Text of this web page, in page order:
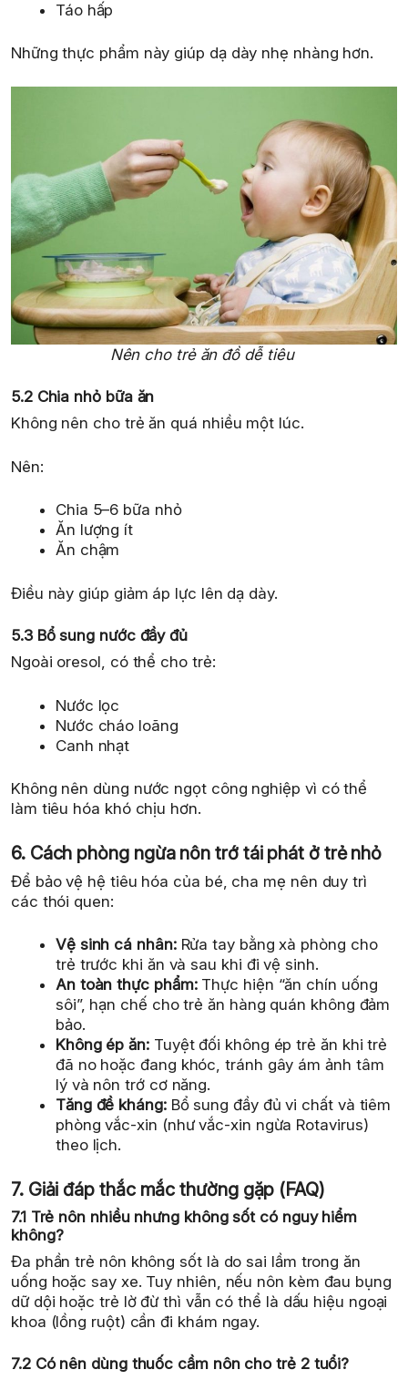
Táo hấp
Những thực phẩm này giúp dạ dày nhẹ nhàng hơn.
Nên cho trẻ ăn đồ dễ tiêu
5.2 Chia nhỏ bữa ăn
Không nên cho trẻ ăn quá nhiều một lúc.
Nên:
Chia 5–6 bữa nhỏ
Ăn lượng ít
Ăn chậm
Điều này giúp giảm áp lực lên dạ dày.
5.3 Bổ sung nước đầy đủ
Ngoài oresol, có thể cho trẻ:
Nước lọc
Nước cháo loãng
Canh nhạt
Không nên dùng nước ngọt công nghiệp vì có thể
làm tiêu hóa khó chịu hơn.
6. Cách phòng ngừa nôn trớ tái phát ở trẻ nhỏ
Để bảo vệ hệ tiêu hóa của bé, cha mẹ nên duy trì
các thói quen:
Vệ sinh cá nhân:Rửa tay bằng xà phòng cho
trẻ trước khi ăn và sau khi đi vệ sinh.
An toàn thực phẩm:Thực hiện “ăn chín uống
sôi”, hạn chế cho trẻ ăn hàng quán không đảm
bảo.
Không ép ăn:Tuyệt đối không ép trẻ ăn khi trẻ
đã no hoặc đang khóc, tránh gây ám ảnh tâm
lý và nôn trớ cơ năng.
Tăng đề kháng:Bổ sung đầy đủ vi chất và tiêm
phòng vắc-xin (như vắc-xin ngừa Rotavirus)
theo lịch.
7. Giải đáp thắc mắc thường gặp (FAQ)
7.1 Trẻ nôn nhiều nhưng không sốt có nguy hiểm
không?
Đa phần trẻ nôn không sốt là do sai lầm trong ăn
uống hoặc say xe. Tuy nhiên, nếu nôn kèm đau bụng
dữ dội hoặc trẻ lờ đừ thì vẫn có thể là dấu hiệu ngoại
khoa (lồng ruột) cần đi khám ngay.
7.2 Có nên dùng thuốc cầm nôn cho trẻ 2 tuổi?